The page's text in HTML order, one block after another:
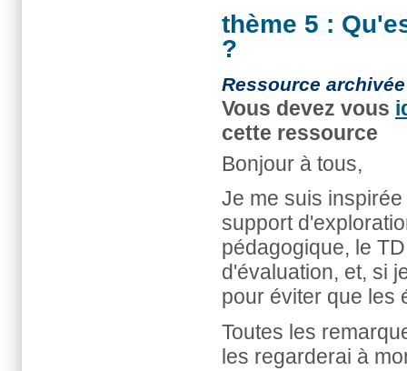
thème 5 :
?
Ressource archivée
Vous devez vous
cette ressource
Bonjour à tous,
Je me suis
support
pédagogique, le
d'évaluation, et, si
pour éviter que les
Toutes les
les regarderai à